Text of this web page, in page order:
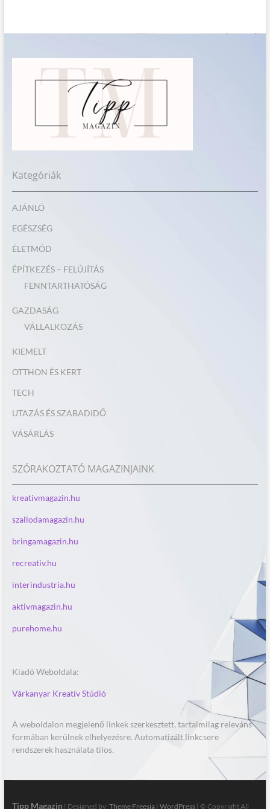
Kategóriák
AJÁNLÓ
EGÉSZSÉG
ÉLETMÓD
ÉPÍTKEZÉS – FELÚJÍTÁS
FENNTARTHATÓSÁG
GAZDASÁG
VÁLLALKOZÁS
KIEMELT
OTTHON ÉS KERT
TECH
UTAZÁS ÉS SZABADIDŐ
VÁSÁRLÁS
SZÓRAKOZTATÓ MAGAZINJAINK
kreativmagazin.hu
szallodamagazin.hu
bringamagazin.hu
recreativ.hu
interindustria.hu
aktivmagazin.hu
purehome.hu
Kiadó Weboldala:
Várkanyar Kreatív Stúdió
A weboldalon megjelenő linkek szerkesztett, tartalmilag releváns
formában kerülnek elhelyezésre. Automatizált linkcsere
rendszerek használata tilos.
Tipp Magazin | Designed by: Theme Freesia| WordPress| © Copyright All